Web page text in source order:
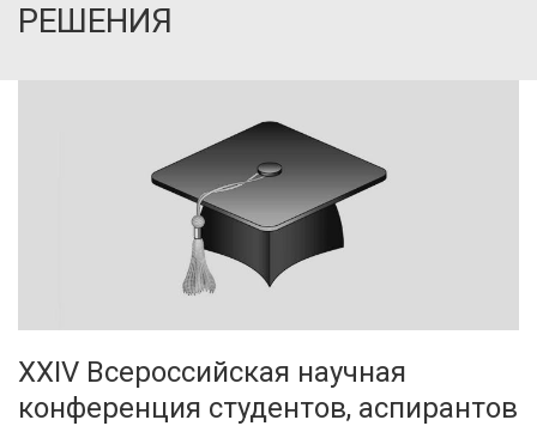
РЕШЕНИЯ
XXIV Всероссийская научная
конференция студентов, аспирантов